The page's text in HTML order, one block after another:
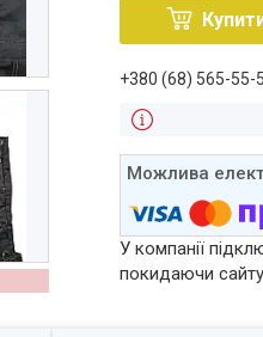
+380 (68) 565-55-
У компанії
покидаючи